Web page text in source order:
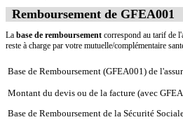
Remboursement de GFEA001
La base de remboursement correspond au tarif de
reste à charge par votre mutuelle/complémentaire
Base de Remboursement (GFEA001) de
Montant du devis ou de la facture (avec
Base de Remboursement de la Sécurité